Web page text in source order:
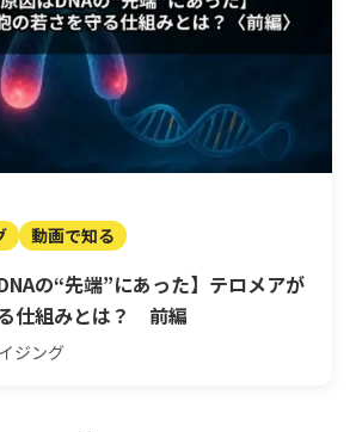
動画で知る
の“先端”にあった】テロメアが
仕組みとは？ 前編
ジング